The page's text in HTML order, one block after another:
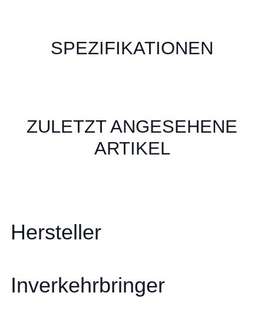
SPEZIFIKATIONEN
ZULETZT ANGESEHENE
ARTIKEL
Hersteller
Inverkehrbringer